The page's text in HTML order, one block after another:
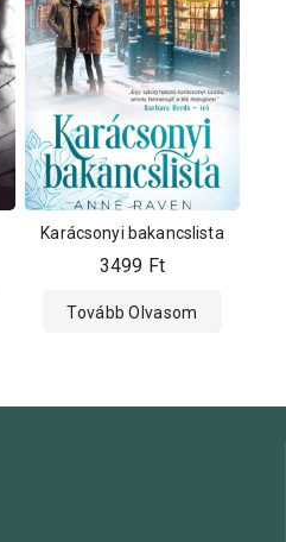
Karácsonyi bakancslista
3499 Ft
Tovább Olvasom